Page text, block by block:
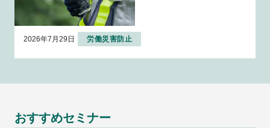
2026年7月29日 労働災害防止
おすすめセミナー